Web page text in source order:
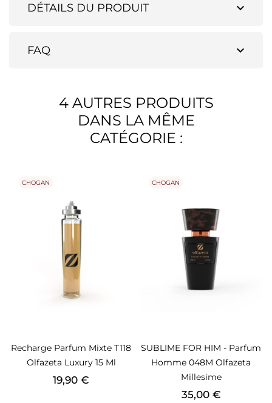
expand_more
DÉTAILS DU PRODUIT
expand_more
FAQ
4 AUTRES PRODUITS
DANS LA MÊME
CATÉGORIE :
Recharge Parfum Mixte T118
Olfazeta Luxury 15 Ml
Prix
19,90 €
CHOGAN
SUBLIME FOR HIM - Parfum
Homme 048M Olfazeta
Millesime
Prix
35,00 €
CHOGAN